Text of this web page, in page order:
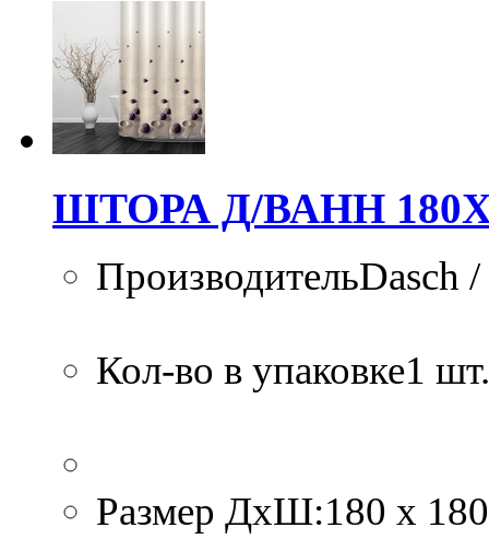
ШТОРА Д/ВАНН
ПроизводительDasch
Кол-во в упаковке1
Размер ДхШ:180 х